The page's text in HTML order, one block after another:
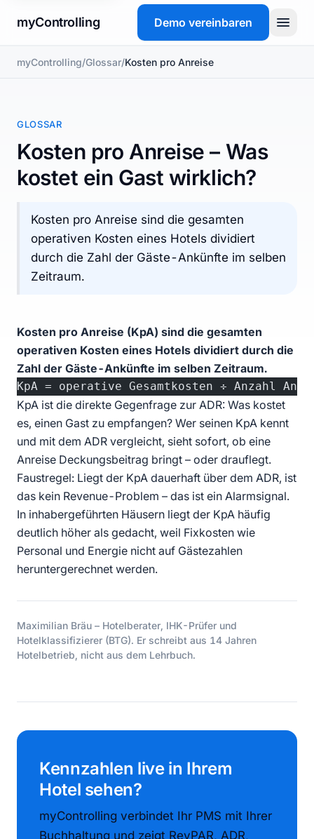
myControlling Demo vereinbaren
Produkt
FAQ
Glossar
Demo vereinbaren
myControlling/Glossar/Kosten pro Anreise
GLOSSAR
Kosten pro Anreise – Was
kostet ein Gast wirklich?
Kosten pro Anreise sind die gesamten
operativen Kosten eines Hotels dividiert
durch die Zahl der Gäste-Ankünfte im selben
Zeitraum.
Kosten pro Anreise (KpA) sind die gesamten
operativen Kosten eines Hotels dividiert durch die
Zahl der Gäste-Ankünfte im selben Zeitraum.
KpA = operative Gesamtkosten ÷ Anzahl
KpA ist die direkte Gegenfrage zur ADR: Was kostet
es, einen Gast zu empfangen? Wer seinen KpA kennt
und mit dem ADR vergleicht, sieht sofort, ob eine
Anreise Deckungsbeitrag bringt – oder drauflegt.
Faustregel: Liegt der KpA dauerhaft über dem ADR, ist
das kein Revenue-Problem – das ist ein Alarmsignal.
In inhabergeführten Häusern liegt der KpA häufig
deutlich höher als gedacht, weil Fixkosten wie
Personal und Energie nicht auf Gästezahlen
heruntergerechnet werden.
Maximilian Bräu – Hotelberater, IHK-Prüfer und
Hotelklassifizierer (BTG). Er schreibt aus 14 Jahren
Hotelbetrieb, nicht aus dem Lehrbuch.
Kennzahlen live in Ihrem
Hotel sehen?
myControlling verbindet Ihr PMS mit Ihrer
Buchhaltung und zeigt RevPAR, ADR,